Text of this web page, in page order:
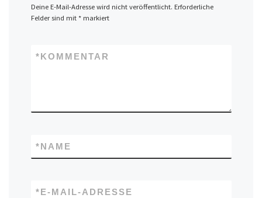
Deine E-Mail-Adresse wird nicht veröffentlicht. Erforderliche
Felder sind mit *markiert
KOMMENTAR
*
NAME
*
E-MAIL-ADRESSE
*